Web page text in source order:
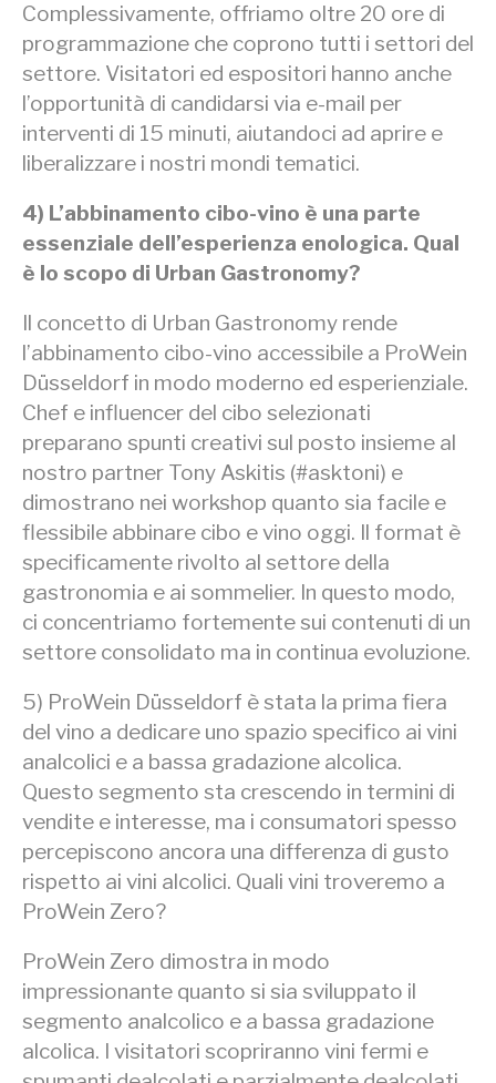
Complessivamente, offriamo oltre 20 ore di
programmazione che coprono tutti i settori del
settore. Visitatori ed espositori hanno anche
l’opportunità di candidarsi via e-mail per
interventi di 15 minuti, aiutandoci ad aprire e
liberalizzare i nostri mondi tematici.
4) L’abbinamento cibo-vino è una parte
essenziale dell’esperienza enologica. Qual
è lo scopo di Urban Gastronomy?
Il concetto di Urban Gastronomy rende
l’abbinamento cibo-vino accessibile a ProWein
Düsseldorf in modo moderno ed esperienziale.
Chef e influencer del cibo selezionati
preparano spunti creativi sul posto insieme al
nostro partner Tony Askitis (#asktoni) e
dimostrano nei workshop quanto sia facile e
flessibile abbinare cibo e vino oggi. Il format è
specificamente rivolto al settore della
gastronomia e ai sommelier. In questo modo,
ci concentriamo fortemente sui contenuti di un
settore consolidato ma in continua evoluzione.
5) ProWein Düsseldorf è stata la prima fiera
del vino a dedicare uno spazio specifico ai vini
analcolici e a bassa gradazione alcolica.
Questo segmento sta crescendo in termini di
vendite e interesse, ma i consumatori spesso
percepiscono ancora una differenza di gusto
rispetto ai vini alcolici. Quali vini troveremo a
ProWein Zero?
ProWein Zero dimostra in modo
impressionante quanto si sia sviluppato il
segmento analcolico e a bassa gradazione
alcolica. I visitatori scopriranno vini fermi e